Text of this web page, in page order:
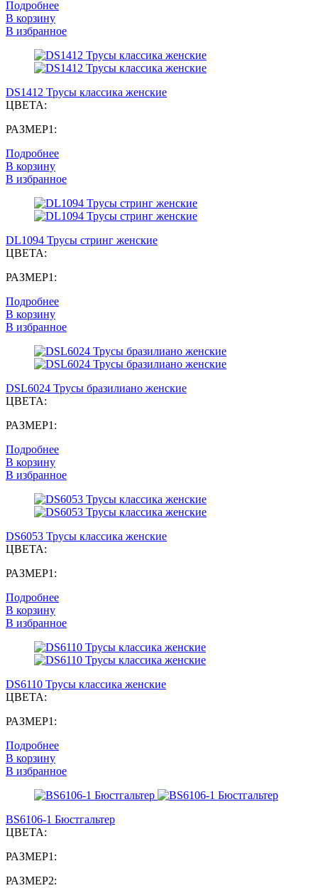
Подробнее
В корзину
В избранное
DS1412 Трусы классика женские
ЦВЕТА:
РАЗМЕР1:
Подробнее
В корзину
В избранное
DL1094 Трусы стринг женские
ЦВЕТА:
РАЗМЕР1:
Подробнее
В корзину
В избранное
DSL6024 Трусы бразилиано женские
ЦВЕТА:
РАЗМЕР1:
Подробнее
В корзину
В избранное
DS6053 Трусы классика женские
ЦВЕТА:
РАЗМЕР1:
Подробнее
В корзину
В избранное
DS6110 Трусы классика женские
ЦВЕТА:
РАЗМЕР1:
Подробнее
В корзину
В избранное
BS6106-1 Бюстгальтер
ЦВЕТА:
РАЗМЕР1:
РАЗМЕР2: